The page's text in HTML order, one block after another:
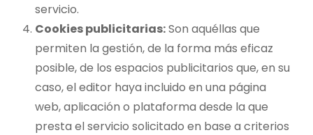
servicio.
Cookies publicitarias:Son aquéllas que
permiten la gestión, de la forma más eficaz
posible, de los espacios publicitarios que, en su
caso, el editor haya incluido en una página
web, aplicación o plataforma desde la que
presta el servicio solicitado en base a criterios